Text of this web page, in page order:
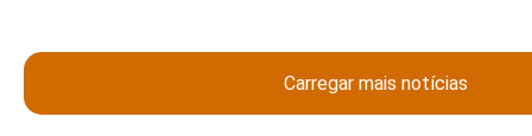
Carregar mais notícias